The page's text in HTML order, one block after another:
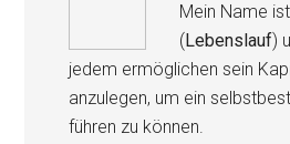
Mein Name
(Lebenslauf)
jedem ermöglichen sein
anzulegen, um ein
führen zu können.